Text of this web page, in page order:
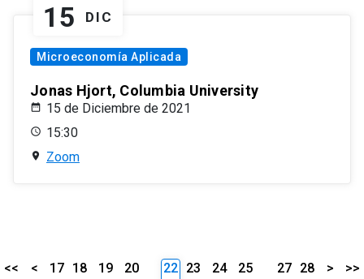
15 DIC
Microeconomía Aplicada
Jonas Hjort, Columbia University
15 de Diciembre de 2021
15:30
Zoom
<< < 17 18 19
20
22 23 24
25
27 28 > >>